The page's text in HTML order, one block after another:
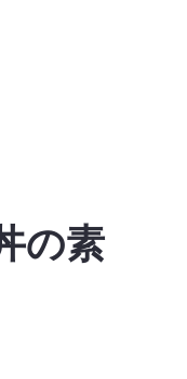
の素